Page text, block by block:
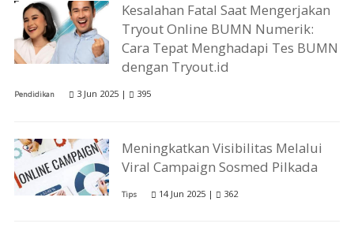
Kesalahan Fatal Saat Mengerjakan
Tryout Online BUMN Numerik:
Cara Tepat Menghadapi Tes BUMN
dengan Tryout.id
Pendidikan 3 Jun 2025 | 395
Meningkatkan Visibilitas Melalui
Viral Campaign Sosmed Pilkada
Tips 14 Jun 2025 | 362